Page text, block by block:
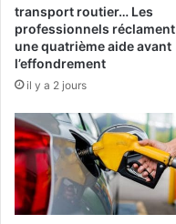
transport routier… Les
professionnels réclament
une quatrième aide avant
l’effondrement
il y a 2 jours